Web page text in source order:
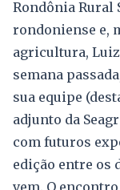
Rondônia Rural
rondoniense e,
agricultura, Luiz
semana
sua equipe
adjunto da
com futuros
edição entre os